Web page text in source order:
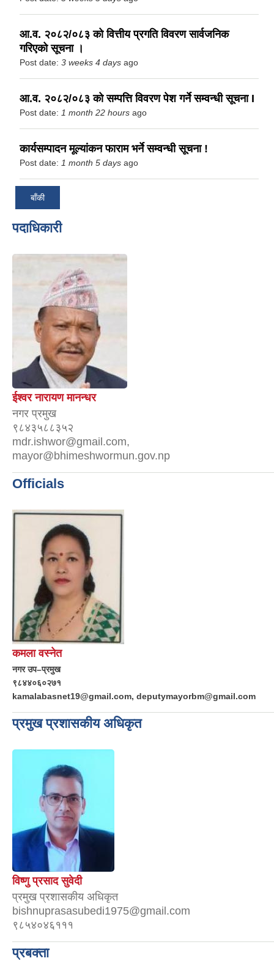
आ.व. २०८२/०८३ को वित्तीय प्रगति विवरण सार्वजनिक
गरिएको सूचना ।
Post date: 3 weeks 4 days ago
आ.व. २०८२/०८३ को सम्पत्ति विवरण पेश गर्ने सम्वन्धी सूचना I
Post date: 1 month 22 hours ago
कार्यसम्पादन मूल्यांकन फाराम भर्ने सम्वन्धी सूचना !
Post date: 1 month 5 days ago
बाँकी
पदाधिकारी
ईश्वर नारायण मानन्धर
नगर प्रमुख
९८४३५८८३५२
mdr.ishwor@gmail.com,
mayor@bhimeshwormun.gov.np
Officials
कमला वस्नेत
नगर उप–प्रमुख
९८४४०६०२७१
kamalabasnet19@gmail.com, deputymayorbm@gmail.com
प्रमुख प्रशासकीय अधिकृत
विष्णु प्रसाद सुवेदी
प्रमुख प्रशासकीय अधिकृत
bishnuprasasubedi1975@gmail.com
९८५४०४६१११
प्रबक्ता